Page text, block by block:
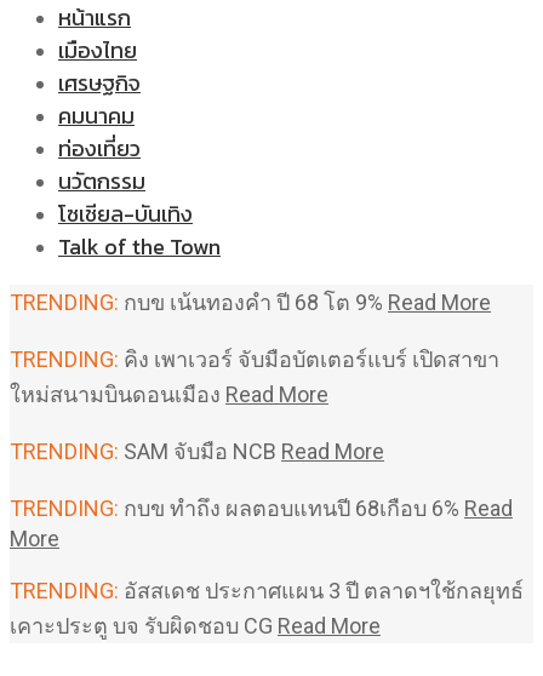
หน้าแรก
เมืองไทย
เศรษฐกิจ
คมนาคม
ท่องเที่ยว
นวัตกรรม
โซเชียล-บันเทิง
Talk of the Town
TRENDING: กบข เน้นทองคำ ปี 68 โต 9% Read More
TRENDING: คิง เพาเวอร์ จับมือบัตเตอร์แบร์ เปิดสาขา
ใหม่สนามบินดอนเมือง Read More
TRENDING: SAM จับมือ NCB Read More
TRENDING: กบข ทำถึง ผลตอบแทนปี 68เกือบ 6% Read
More
TRENDING: อัสสเดช ประกาศแผน 3 ปี ตลาดฯใช้กลยุทธ์
เคาะประตู บจ รับผิดชอบ CG Read More